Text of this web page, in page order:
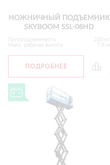
НОЖНИЧНЫЙ ПОДЪЕМНИК
SKYBOOM SSL-08HD
Грузоподъемность
230 кг
Макс. рабочая высота
7.8 м
ПОДРОБНЕЕ